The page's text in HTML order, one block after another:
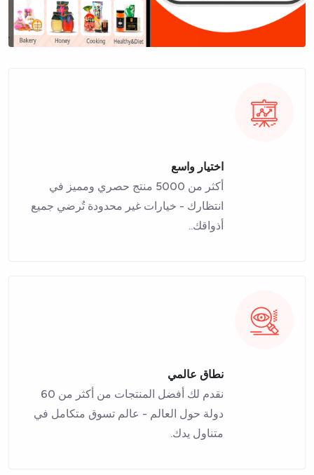
اختيار واسع
أكثر من 5000 منتج حصري ومميز في
انتظارك - خيارات غير محدودة تُرضي جميع
أذواقك..
نطاق عالمي
نقدم لك أفضل المنتجات من أكثر من 60
دولة حول العالم - عالم تسوق متكامل في
متناول يدك.